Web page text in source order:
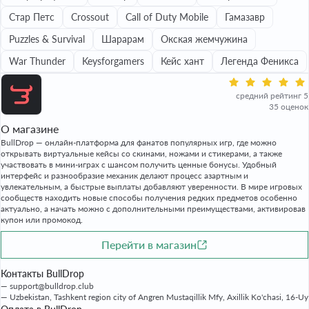
Стар Петс
Crossout Call of Duty Mobile
Гамазавр
Puzzles & Survival
Шарарам
Окская жемчужина
War Thunder
Keysforgamers Кейс хант Легенда Феникса
средний рейтинг 5
35 оценок
О магазине
BullDrop — онлайн-платформа для фанатов популярных игр, где можно
открывать виртуальные кейсы со скинами, ножами и стикерами, а также
участвовать в мини-играх с шансом получить ценные бонусы. Удобный
интерфейс и разнообразие механик делают процесс азартным и
увлекательным, а быстрые выплаты добавляют уверенности. В мире игровых
сообществ находить новые способы получения редких предметов особенно
актуально, а начать можно с дополнительными преимуществами, активировав
купон или промокод.
Перейти в магазин
Контакты BullDrop
support@bulldrop.club
Uzbekistan, Tashkent region city of Angren Mustaqillik Mfy, Axillik Ko'chasi, 16-Uy